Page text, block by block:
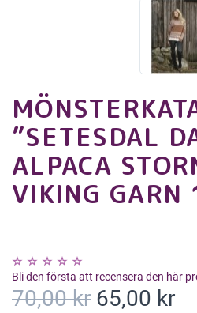
”SETESDAL
ALPACA
VIKING GARN
Bli den första att recensera den här
70,00 kr 65,00 kr